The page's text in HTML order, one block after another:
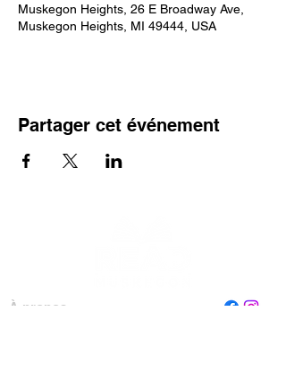
Muskegon Heights, 26 E Broadway Ave,
Muskegon Heights, MI 49444, USA
Partager cet événement
À propos